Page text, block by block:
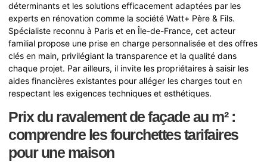
déterminants et les solutions efficacement adaptées par les
experts en rénovation comme la société Watt+ Père & Fils.
Spécialiste reconnu à Paris et en Île-de-France, cet acteur
familial propose une prise en charge personnalisée et des offres
clés en main, privilégiant la transparence et la qualité dans
chaque projet. Par ailleurs, il invite les propriétaires à saisir les
aides financières existantes pour alléger les charges tout en
respectant les exigences techniques et esthétiques.
Prix du ravalement de façade au m² :
comprendre les fourchettes tarifaires
pour une maison